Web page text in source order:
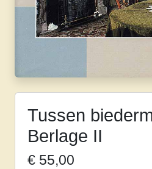
Tussen
Berlage II
€ 55,00